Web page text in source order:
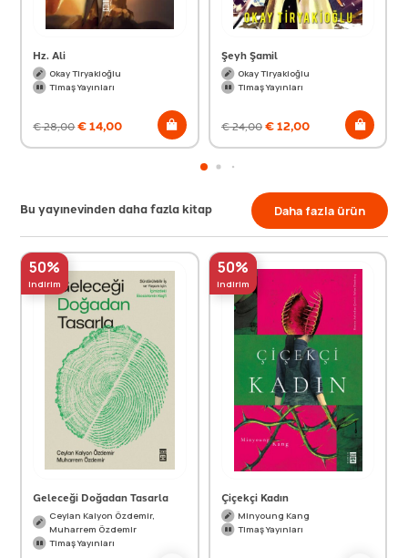
Hz. Ali
Okay Tiryakioğlu
Timaş Yayınları
€28,00€14,00
Şeyh Şamil
Okay Tiryakioğlu
Timaş Yayınları
€24,00€12,00
Bu yayınevinden daha fazla kitap Daha fazla ürün
50%
indirim
Geleceği Doğadan Tasarla
Ceylan Kalyon Özdemir,
Muharrem Özdemir
Timaş Yayınları
50%
indirim
Çiçekçi Kadın
Minyoung Kang
Timaş Yayınları